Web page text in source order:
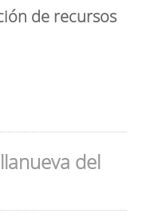
de recursos
del